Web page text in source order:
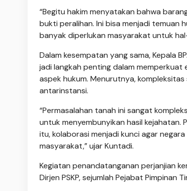
“Begitu hakim menyatakan bahwa
bukti peralihan. Ini bisa menjadi temuan
banyak diperlukan masyarakat untuk
Dalam kesempatan yang sama, Kepala
jadi langkah penting dalam
aspek hukum. Menurutnya,
antarinstansi.
“Permasalahan tanah ini sangat
untuk menyembunyikan hasil kejahatan.
itu, kolaborasi menjadi kunci agar
masyarakat,” ujar Kuntadi.
Kegiatan penandatanganan perjanjian
Dirjen PSKP, sejumlah Pejabat Pimpinan